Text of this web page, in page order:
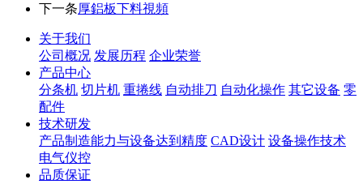
下一条厚鋁板下料視頻
关于我们
公司概况 发展历程 企业荣誉
产品中心
分条机 切片机 重捲线 自动排刀 自动化操作 其它设备 零
配件
技术研发
产品制造能力与设备达到精度 CAD设计 设备操作技术
电气仪控
品质保证